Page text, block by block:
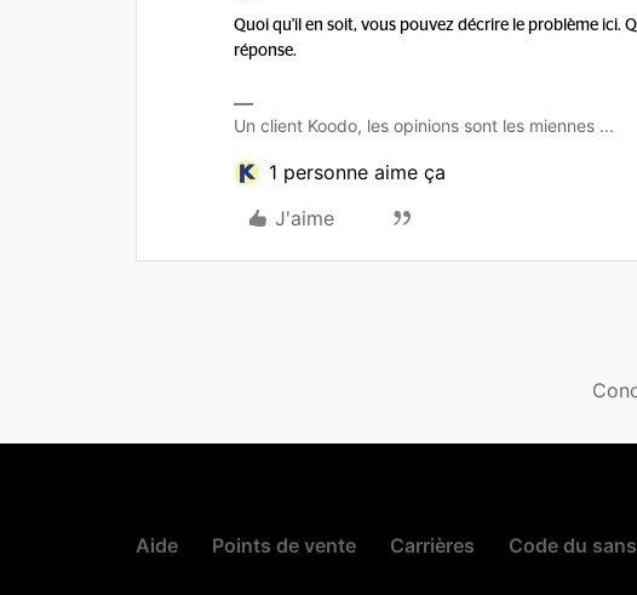
Quoi qu'il en soit, vous pouvez décrire le problème
réponse.
Un client Koodo, les opinions sont les miennes ...
1 personne aime ça
J'aime
Aide Points de vente Carrières Code du